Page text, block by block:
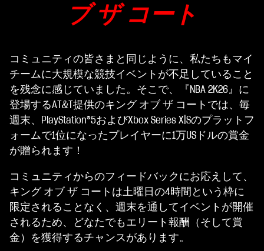
ブ ザ コート
コミュニティの皆さまと同じように、私たちもマイ
チームに大規模な競技イベントが不足していること
を残念に感じていました。そこで、『NBA 2K26』に
登場するAT&T提供のキング オブ ザ コートでは、毎
週末、PlayStation®5およびXbox Series X|Sのプラットフ
ォームで1位になったプレイヤーに1万USドルの賞金
が贈られます！
コミュニティからのフィードバックにお応えして、
キング オブ ザ コートは土曜日の4時間という枠に
限定されることなく、週末を通してイベントが開催
されるため、どなたでもエリート報酬（そして賞
金）を獲得するチャンスがあります。